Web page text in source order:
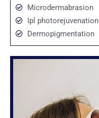
Microdermabrasion
Ipl photorejuvenation
Dermopigmentation